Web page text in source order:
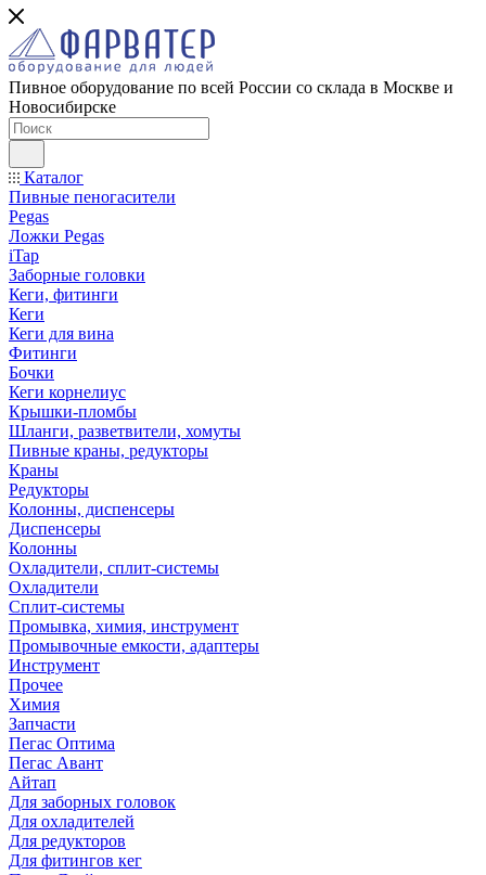
Пивное оборудование по всей России со склада в Москве и
Новосибирске
Каталог
Пивные пеногасители
Pegas
Ложки Pegas
iTap
Заборные головки
Кеги, фитинги
Кеги
Кеги для вина
Фитинги
Бочки
Кеги корнелиус
Крышки-пломбы
Шланги, разветвители, хомуты
Пивные краны, редукторы
Краны
Редукторы
Колонны, диспенсеры
Диспенсеры
Колонны
Охладители, сплит-системы
Охладители
Сплит-системы
Промывка, химия, инструмент
Промывочные емкости, адаптеры
Инструмент
Прочее
Химия
Запчасти
Пегас Оптима
Пегас Авант
Айтап
Для заборных головок
Для охладителей
Для редукторов
Для фитингов кег